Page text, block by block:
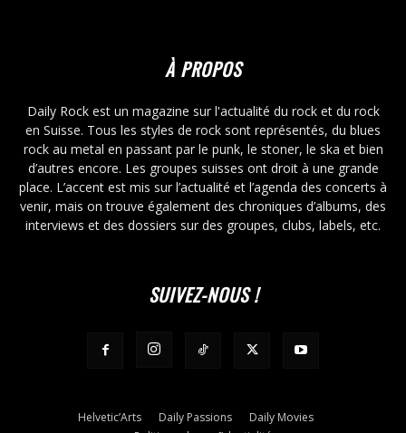
À PROPOS
Daily Rock est un magazine sur l'actualité du rock et du rock
en Suisse. Tous les styles de rock sont représentés, du blues
rock au metal en passant par le punk, le stoner, le ska et bien
d’autres encore. Les groupes suisses ont droit à une grande
place. L’accent est mis sur l’actualité et l’agenda des concerts à
venir, mais on trouve également des chroniques d’albums, des
interviews et des dossiers sur des groupes, clubs, labels, etc.
SUIVEZ-NOUS !
Helvetic’Arts Daily Passions
Daily Movies